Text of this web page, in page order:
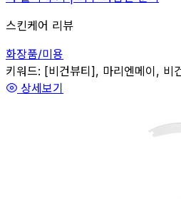
스킨케어 리뷰
화장품/미용
관련
키워드: [비건뷰티], 마리엔메이, 비
상세보기